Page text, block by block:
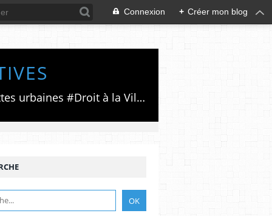
Connexion + Créer mon blog
Luttes émancipatrices,recherche du forum politico/social pour des alternatives,luttes urbaines #Droit à la Ville", #Paris #GrandParis,enjeux de la métropolisation,accès aux Archives publiques par Pierre Mansat,auteur‼️Ma vie rouge. Meutre au Grand Paris‼️[PUG]Association Josette & Maurice #Audin>bénevole Secours Populaire>Comité Laghouat-France>#Mumia #INTA